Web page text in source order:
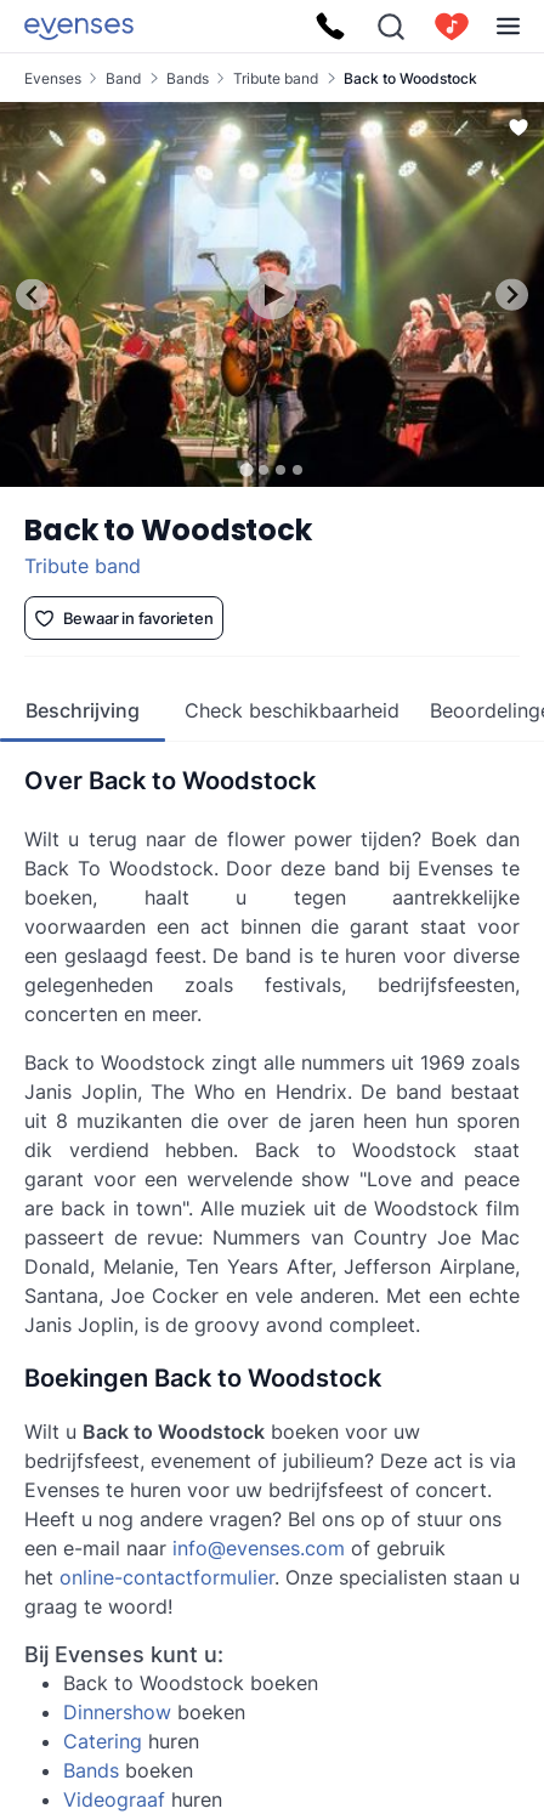
Evenses Band Bands Tribute band Back to Woodstock
Back to Woodstock
Tribute band
Bewaar in favorieten
Beschrijving Check beschikbaarheid
Over Back to Woodstock
Wilt u terug naar de flower power tijden? Boek dan
Back To Woodstock. Door deze band bij Evenses te
boeken, haalt u tegen aantrekkelijke
voorwaarden een act binnen die garant staat voor
een geslaagd feest. De band is te huren voor diverse
gelegenheden zoals festivals, bedrijfsfeesten,
concerten en meer.
Back to Woodstock zingt alle nummers uit 1969 zoals
Janis Joplin, The Who en Hendrix. De band bestaat
uit 8 muzikanten die over de jaren heen hun sporen
dik verdiend hebben. Back to Woodstock staat
garant voor een wervelende show "Love and peace
are back in town". Alle muziek uit de Woodstock film
passeert de revue: Nummers van Country Joe Mac
Donald, Melanie, Ten Years After, Jefferson Airplane,
Santana, Joe Cocker en vele anderen. Met een echte
Janis Joplin, is de groovy avond compleet.
Boekingen Back to Woodstock
Wilt u Back to Woodstock boeken voor uw
bedrijfsfeest, evenement of jubilieum? Deze act is via
Evenses te huren voor uw bedrijfsfeest of concert.
Heeft u nog andere vragen? Bel ons op of stuur ons
een e-mail naar info@evenses.com of gebruik
het online-contactformulier. Onze specialisten staan u
graag te woord!
Bij Evenses kunt u:
Back to Woodstock boeken
Dinnershow boeken
Catering huren
Bands boeken
Videograaf huren